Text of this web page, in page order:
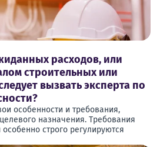
расходов, или
строительных или
вызвать эксперта по
особенности и требования,
назначения. Требования
строго регулируются